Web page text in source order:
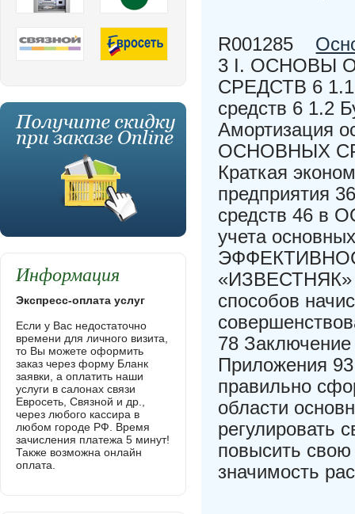
R001285
3 I. ОСНОВЫ
СРЕДСТВ 6 1.1
средств 6 1.2
Амортизация
ОСНОВНЫХ
Краткая
предприятия
средств 46 в
учета
«ИЗВЕСТНЯК»
способов
78
Приложения
правильно
области
регулировать
повысить
значимость
Информация
Экспресс-оплата услуг
Если у Вас недостаточно
времени для личного визита,
то Вы можете оформить
заказ через форму Бланк
заявки, а оплатить наши
услуги в салонах связи
Евросеть, Связной и др.,
через любого кассира в
любом городе РФ. Время
зачисления платежа 5 минут!
Также возможна онлайн
оплата.